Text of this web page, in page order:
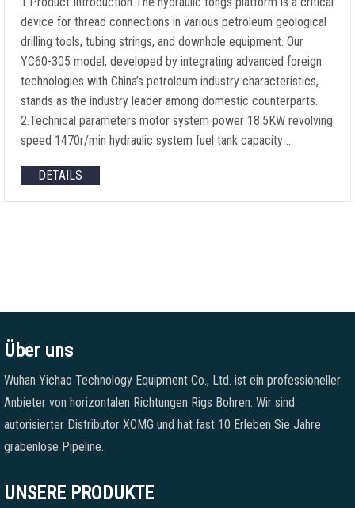
device for thread connections in various petroleum geological
drilling tools, tubing strings, and downhole equipment. Our
YC60-305 model, developed by integrating advanced foreign
technologies with China’s petroleum industry characteristics,
stands as the industry leader among domestic counterparts.
2.Technical parameters motor system power 18.5KW revolving
speed 1470r/min hydraulic system fuel tank capacity …
DETAILS
Über uns
Wuhan Yichao Technology Equipment Co., Ltd. ist ein professioneller
Anbieter von horizontalen Richtungen Rigs Bohren. Wir sind
autorisierter Distributor XCMG und hat fast 10 Erleben Sie Jahre
grabenlose Pipeline.
UNSERE PRODUKTE